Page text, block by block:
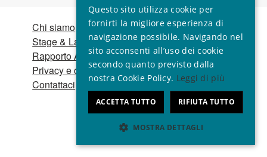
Chi siamo
Stage & Lavoro
Rapporto Annuale
Privacy e cookie
Contattaci
Lasciti testamentari
Bomboniere e regali
Il tuo 5x1000
Modalità di pagamento
Donazioni – Domande
frequenti
Dona
SPANISH
FRENCH
ITALIAN
PORTUGUESE
Questo sito utilizza cookie per
fornirti la migliore esperienza di
navigazione possibile. Navigando nel
sito acconsenti all’uso dei cookie
secondo quanto previsto dalla
nostra Cookie Policy. Leggi di più
ACCETTA TUTTO RIFIUTA TUTTO
MOSTRA DETTAGLI